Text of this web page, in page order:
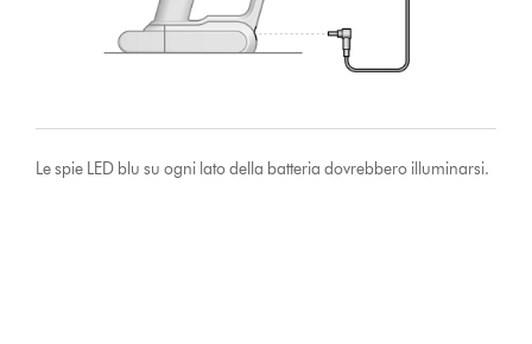
Le spie LED blu su ogni lato della batteria dovrebbero illuminarsi.